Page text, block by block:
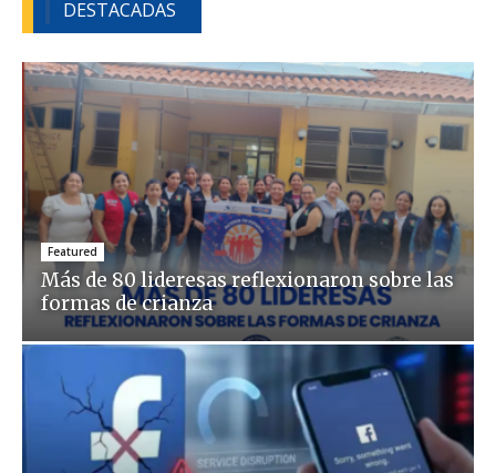
DESTACADAS
Featured
Más de 80 lideresas reflexionaron sobre las
formas de crianza